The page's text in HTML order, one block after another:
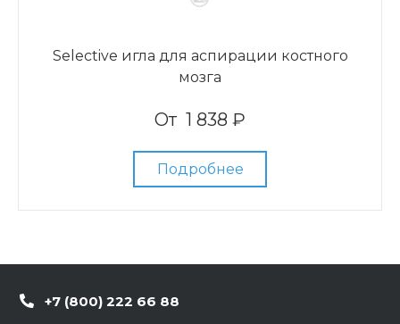
Selective игла для аспирации костного
мозга
От 1 838 ₽
Подробнее
+7 (800) 222 66 88